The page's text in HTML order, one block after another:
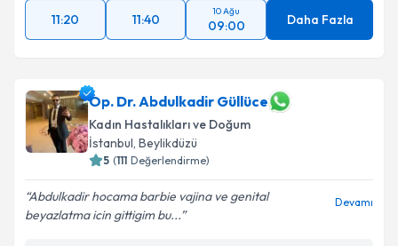
11:20 11:40
10 Ağu
09:00 Daha Fazla
Op. Dr. Abdulkadir Güllüce
Kadın Hastalıkları ve Doğum
İstanbul, Beylikdüzü
5 (111 Değerlendirme)
Abdulkadir hocama barbie vajina ve genital
beyazlatma icin gittigim bu...
Devamı